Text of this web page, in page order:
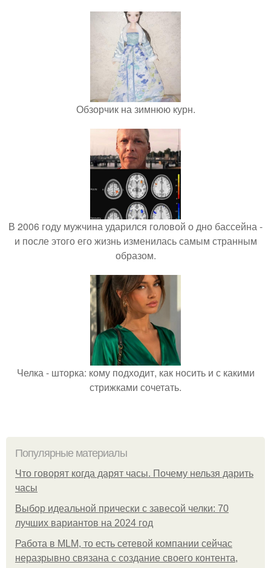
Обзорчик на зимнюю курн.
В 2006 году мужчина ударился головой о дно бассейна -
и после этого его жизнь изменилась самым странным
образом.
Челка - шторка: кому подходит, как носить и с какими
стрижками сочетать.
Популярные материалы
Что говорят когда дарят часы. Почему нельзя дарить
часы
Выбор идеальной прически с завесой челки: 70
лучших вариантов на 2024 год
Работа в MLM, то есть сетевой компании сейчас
неразрывно связана с создание своего контента,